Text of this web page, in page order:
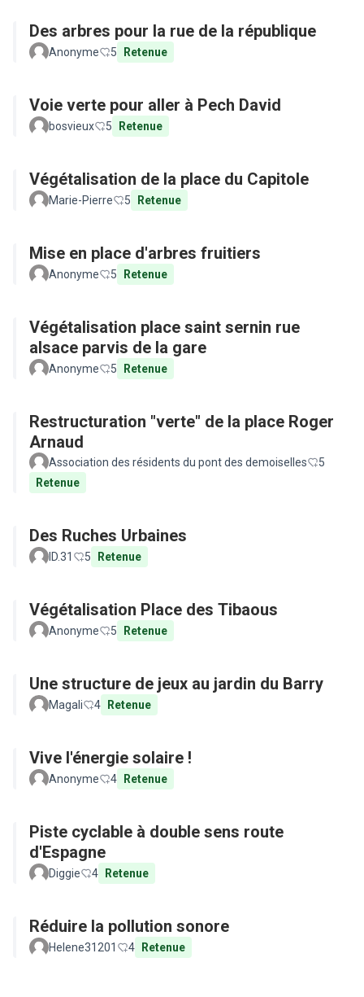
Des arbres pour la rue de la république
Anonyme 5 Retenue
Voie verte pour aller à Pech David
bosvieux 5 Retenue
Végétalisation de la place du Capitole
Marie-Pierre 5 Retenue
Mise en place d'arbres fruitiers
Anonyme 5 Retenue
Végétalisation place saint sernin rue
alsace parvis de la gare
Anonyme 5 Retenue
Restructuration "verte" de la place Roger
Arnaud
Association des résidents du pont des demoiselles
5
Retenue
Des Ruches Urbaines
ID.31 5 Retenue
Végétalisation Place des Tibaous
Anonyme 5 Retenue
Une structure de jeux au jardin du Barry
Magali 4 Retenue
Vive l'énergie solaire !
Anonyme 4 Retenue
Piste cyclable à double sens route
d'Espagne
Diggie 4 Retenue
Réduire la pollution sonore
Helene31201 4 Retenue